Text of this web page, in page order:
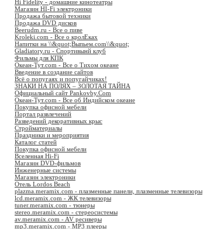
Hi Fidelity - домашние кинотеатры
Магазин HI-Fi электроники
Продажа бытовой техники
Продажа DVD дисков
Beerudm.ru - Все о пиве
Kroleki.com - Все о кролЕках
Напитки на \\&quot;Выпьем.com\\&quot;
Gladiatory.ru - Спортивынй клуб
Фильмы для КПК
Океан-Тут.com - Все о Тихом океане
Введение в создание сайтов
Всё о попугаях и попугайчиках!
ЗНАКИ НА ПОЛЯХ – ЗОЛОТАЯ ТАЙНА
Официальный сайт Pankovby.Com
Океан-Тут.com - Все об Индийском океане
Покупка офисной мебели
Портал развлечений
Разведений декоративных крыс
Стройматериалы
Праздники и мероприятия
Каталог статей
Покупка офисной мебели
Вселенная Hi-Fi
Магазин DVD-фильмов
Инженерные системы
Магазин электроники
Отель Lordos Beach
plazma.meramix.com - плазменные панели, плазменные телевизоры
lcd.meramix.com - ЖК телевизоры
tuner.meramix.com - тюнеры
stereo.meramix.com - стереосистемы
av.meramix.com - AV ресиверы
mp3.meramix.com - MP3 плееры